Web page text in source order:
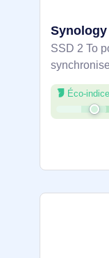
SSD 2 To
2100 Mo/
dossiers
BeeDrop
Éco-indice